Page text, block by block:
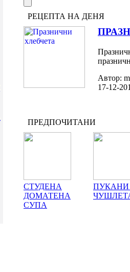
РЕЦЕПТА НА ДЕНЯ
Автор:
17-12-
ПРЕДПОЧИТАНИ
СТУДЕНА
ДОМАТЕНА
СУПА